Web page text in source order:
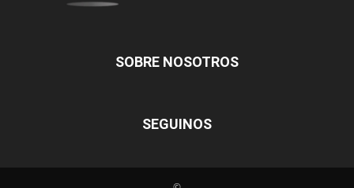
SOBRE NOSOTROS
SEGUINOS